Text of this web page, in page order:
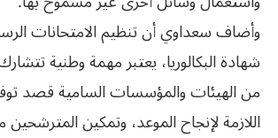
وأضاف سعداوي أن تنظيم الامتحانات
شهادة البكالوريا، يعتبر مهمة وطنية
من الهيئات والمؤسسات السامية قصد
اللازمة لإنجاح الموعد، وتمكين المترشحين